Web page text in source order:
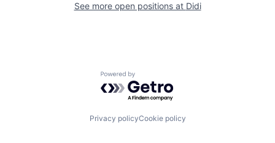
See more open positions at Didi
Powered by Getro.com
Privacy policyCookie policy